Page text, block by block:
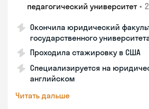
педагогический университет •
Окончила юридический
государственного
Проходила стажировку в США
Специализируется на
английском
Читать дальше